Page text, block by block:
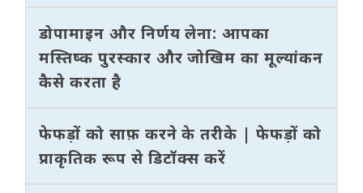
डोपामाइन और निर्णय लेना: आपका
मस्तिष्क पुरस्कार और जोखिम का मूल्यांकन
कैसे करता है
फेफड़ों को साफ़ करने के तरीके | फेफड़ों को
प्राकृतिक रूप से डिटॉक्स करें